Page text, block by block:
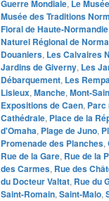
Guerre Mondiale, Le
Musée des Traditions
Floral de Haute-Normandie
Naturel Régional de
Douaniers, Les Calvaires
Jardins de Giverny, Les
Débarquement, Les
Lisieux, Manche, Mont-
Expositions de Caen, Parc
Cathédrale, Place de la
d'Omaha, Plage de Juno,
Promenade des Planches,
Rue de la Gare, Rue de la
des Carmes, Rue des
du Docteur Valtat, Rue du
Saint-Romain, Saint-Malo,